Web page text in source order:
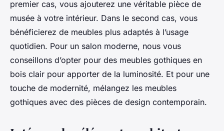
premier cas, vous ajouterez une véritable pièce de
musée à votre intérieur. Dans le second cas, vous
bénéficierez de meubles plus adaptés à l’usage
quotidien. Pour un salon moderne, nous vous
conseillons d’opter pour des meubles gothiques en
bois clair pour apporter de la luminosité. Et pour une
touche de modernité, mélangez les meubles
gothiques avec des pièces de design contemporain.